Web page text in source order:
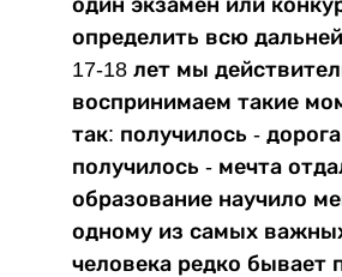
определить всю
17-18 лет мы
воспринимаем такие
так: получилось -
получилось - мечта
образование научило
одному из самых
человека редко бывает